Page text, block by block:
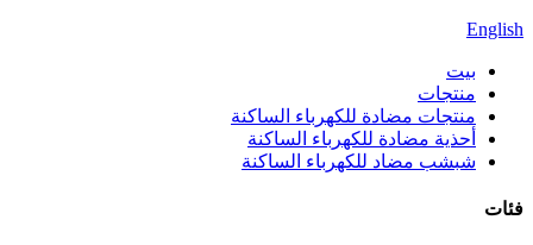
English
بيت
منتجات
منتجات مضادة للكهرباء الساكنة
أحذية مضادة للكهرباء الساكنة
شبشب مضاد للكهرباء الساكنة
فئات